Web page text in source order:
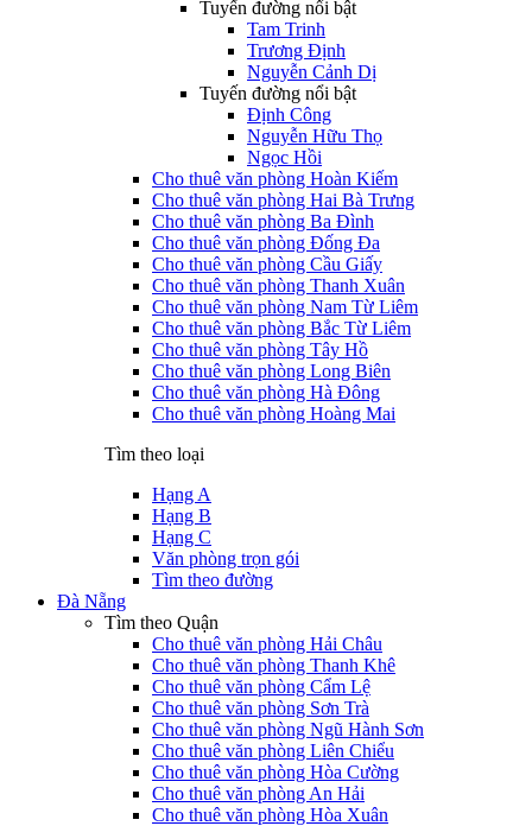
Tuyến đường nổi bật
Tam Trinh
Trương Định
Nguyễn Cảnh Dị
Tuyến đường nổi bật
Định Công
Nguyễn Hữu Thọ
Ngọc Hồi
Cho thuê văn phòng Hoàn Kiếm
Cho thuê văn phòng Hai Bà Trưng
Cho thuê văn phòng Ba Đình
Cho thuê văn phòng Đống Đa
Cho thuê văn phòng Cầu Giấy
Cho thuê văn phòng Thanh Xuân
Cho thuê văn phòng Nam Từ Liêm
Cho thuê văn phòng Bắc Từ Liêm
Cho thuê văn phòng Tây Hồ
Cho thuê văn phòng Long Biên
Cho thuê văn phòng Hà Đông
Cho thuê văn phòng Hoàng Mai
Tìm theo loại
Hạng A
Hạng B
Hạng C
Văn phòng trọn gói
Tìm theo đường
Đà Nẵng
Tìm theo Quận
Cho thuê văn phòng Hải Châu
Cho thuê văn phòng Thanh Khê
Cho thuê văn phòng Cẩm Lệ
Cho thuê văn phòng Sơn Trà
Cho thuê văn phòng Ngũ Hành Sơn
Cho thuê văn phòng Liên Chiểu
Cho thuê văn phòng Hòa Cường
Cho thuê văn phòng An Hải
Cho thuê văn phòng Hòa Xuân